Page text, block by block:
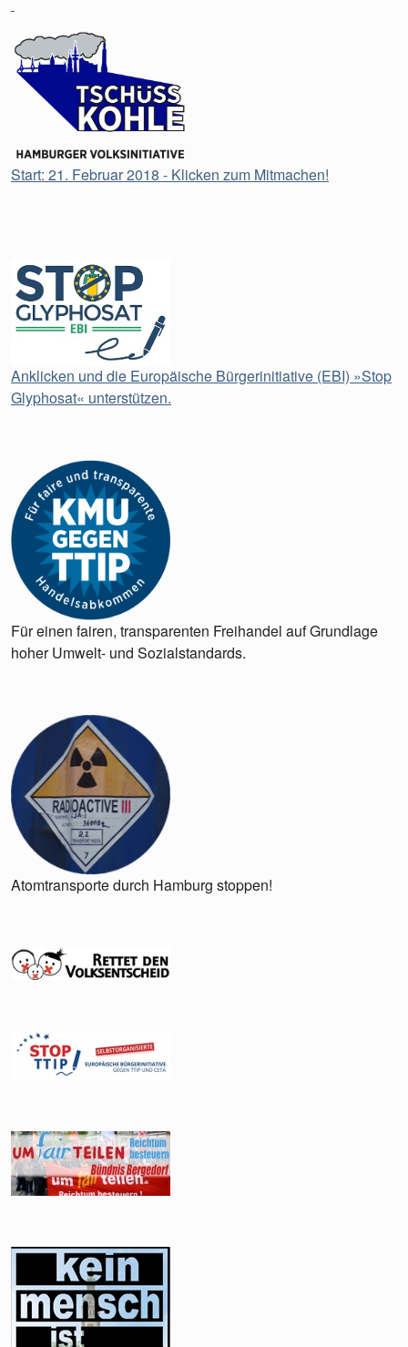
Start: 21. Februar 2018 - Klicken zum Mitmachen!
Anklicken und die Europäische Bürgerinitiative (EBI) »Stop
Glyphosat« unterstützen.
Für einen fairen, transparenten Freihandel auf Grundlage
hoher Umwelt- und Sozialstandards.
Atomtransporte durch Hamburg stoppen!